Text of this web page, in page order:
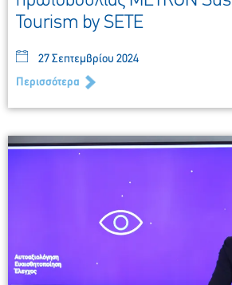
Tourism by SETE
27 Σεπτεμβρίου 2024
Περισσότερα